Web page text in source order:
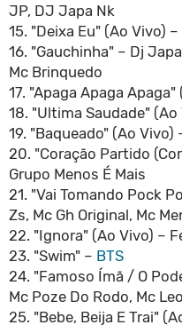
JP, DJ Japa Nk
15. "Deixa Eu" (Ao Vivo) –
16. "Gauchinha" – Dj
Mc Brinquedo
17. "Apaga Apaga
18. "Ultima Saudade" (Ao
19. "Baqueado" (Ao Vivo)
20. "Coração Partido
Grupo Menos É Mais
21. "Vai Tomando Pock
Zs, Mc Gh Original, Mc
22. "Ignora" (Ao Vivo) –
23. "Swim" – BTS
24. "Famoso Ímã / O
Mc Poze Do Rodo, Mc
25. "Bebe, Beija E Trai"